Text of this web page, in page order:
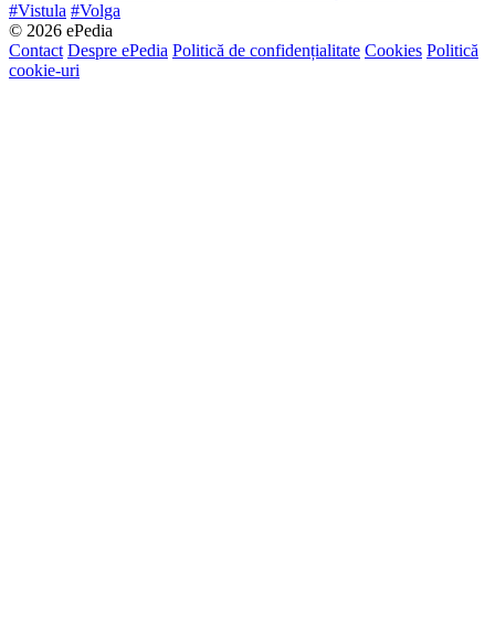
#Vistula #Volga
© 2026 ePedia
Contact Despre ePedia Politică de confidențialitate Cookies Politică
cookie-uri